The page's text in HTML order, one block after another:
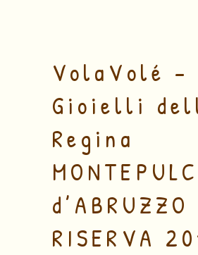
VolaVolé –
Gioielli
Regina
d’ABRUZZO
RISERVA